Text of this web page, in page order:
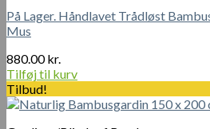
På Lager. Håndlavet Trådløst
Mus
880.00kr.
Tilføj til kurv
Tilbud!